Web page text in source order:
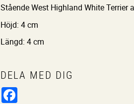
Stående West Highland White Terrier
Höjd: 4 cm
Längd: 4 cm
DELA MED DIG